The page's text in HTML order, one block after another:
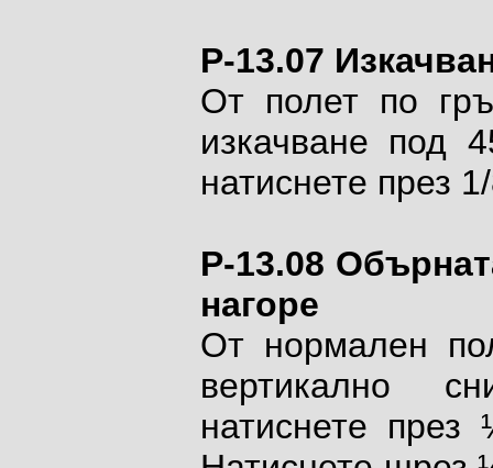
P-13.07
От полет по
изкачване под
натиснете през
P-13.08
нагоре
От нормален
вертикално
натиснете през